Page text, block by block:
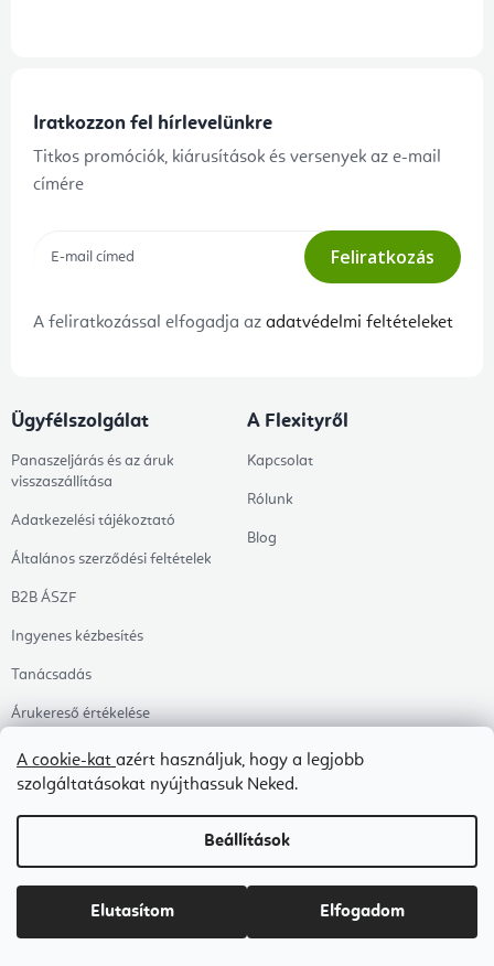
A cookie-kat azért használjuk, hogy a legjobb
szolgáltatásokat nyújthassuk Neked.
Beállítások
Elutasítom Elfogadom
Iratkozzon fel hírlevelünkre
Titkos promóciók, kiárusítások és versenyek az e-mail
címére
Feliratkozás
A feliratkozással elfogadja az adatvédelmi feltételeket
Ügyfélszolgálat
Panaszeljárás és az áruk
visszaszállítása
Adatkezelési tájékoztató
Általános szerződési feltételek
B2B ÁSZF
Ingyenes kézbesítés
Tanácsadás
Árukereső értékelése
Megrendelés állapota
A Flexityről
Kapcsolat
Rólunk
Blog
Kategóriák
Segédeszközök
Témák
Zeneterápia
Témák